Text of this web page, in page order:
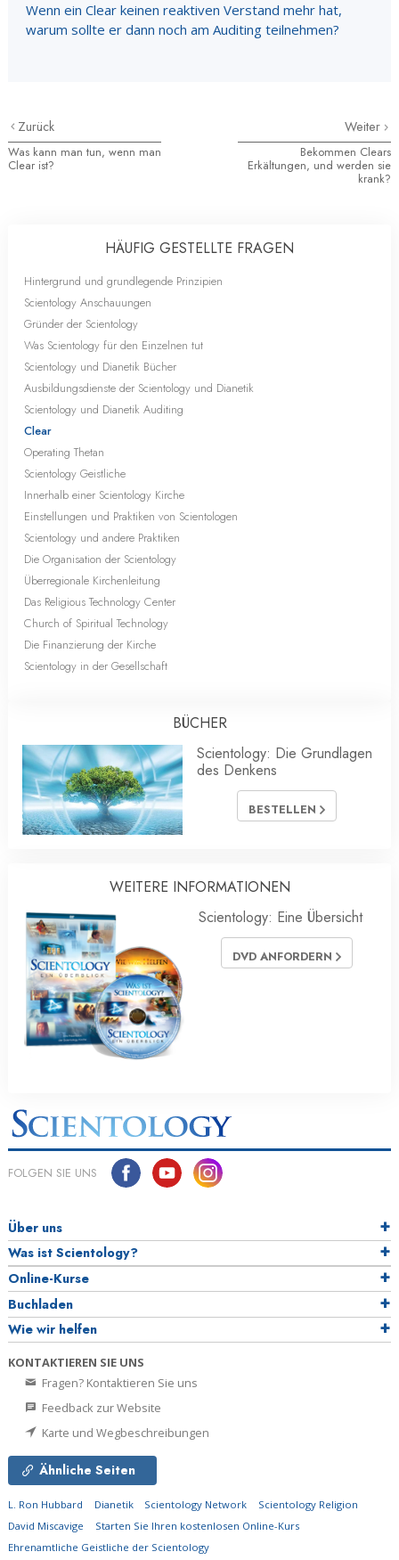
Wenn ein Clear keinen reaktiven Verstand mehr hat,
warum sollte er dann noch am Auditing teilnehmen?
Zurück
Was kann man tun, wenn man
Clear ist?
Weiter
Bekommen Clears
Erkältungen, und werden sie
krank?
HÄUFIG GESTELLTE FRAGEN
Hintergrund und grundlegende Prinzipien
Scientology Anschauungen
Gründer der Scientology
Was Scientology für den Einzelnen tut
Scientology und Dianetik Bücher
Ausbildungsdienste der Scientology und Dianetik
Scientology und Dianetik Auditing
Clear
Operating Thetan
Scientology Geistliche
Innerhalb einer Scientology Kirche
Einstellungen und Praktiken von Scientologen
Scientology und andere Praktiken
Die Organisation der Scientology
Überregionale Kirchenleitung
Das Religious Technology Center
Church of Spiritual Technology
Die Finanzierung der Kirche
Scientology in der Gesellschaft
BÜCHER
Scientology: Die Grundlagen
des Denkens
BESTELLEN
WEITERE INFORMATIONEN
Scientology: Eine Übersicht
DVD ANFORDERN
FOLGEN SIE UNS
Über uns
Was ist Scientology?
Online-Kurse
Buchladen
Wie wir helfen
KONTAKTIEREN SIE UNS
Fragen? Kontaktieren Sie uns
Feedback zur Website
Karte und Wegbeschreibungen
Ähnliche Seiten
L. Ron Hubbard Dianetik Scientology Network
Scientology Religion
David Miscavige
Starten Sie Ihren kostenlosen Online-Kurs
Ehrenamtliche Geistliche der Scientology